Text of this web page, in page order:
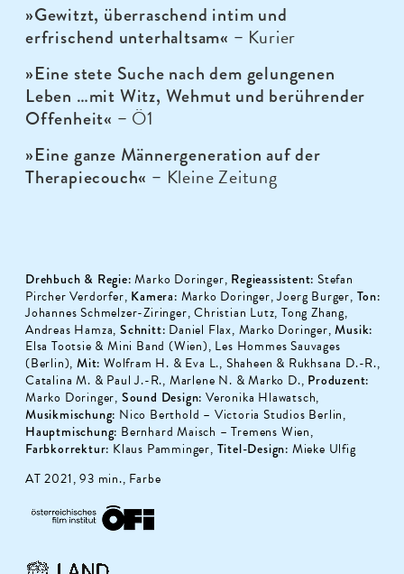
»Gewitzt, überraschend intim und
erfrischend unterhaltsam« – Kurier
»Eine stete Suche nach dem gelungenen
Leben …mit Witz, Wehmut und berührender
Offenheit« – Ö1
»Eine ganze Männergeneration auf der
Therapiecouch« – Kleine Zeitung
Drehbuch & Regie: Marko Doringer, Regieassistent: Stefan
Pircher Verdorfer, Kamera: Marko Doringer, Joerg Burger, Ton:
Johannes Schmelzer-Ziringer, Christian Lutz, Tong Zhang,
Andreas Hamza,Schnitt: Daniel Flax, Marko Doringer,Musik:
Elsa Tootsie & Mini Band (Wien), Les Hommes Sauvages
(Berlin), Mit: Wolfram H. & Eva L., Shaheen & Rukhsana D.-R.,
Catalina M. & Paul J.-R., Marlene N. & Marko D., Produzent:
Marko Doringer, Sound Design: Veronika Hlawatsch,
Musikmischung: Nico Berthold – Victoria Studios Berlin,
Hauptmischung: Bernhard Maisch – Tremens Wien,
Farbkorrektur: Klaus Pamminger, Titel-Design: Mieke Ulfig
AT 2021, 93 min., Farbe